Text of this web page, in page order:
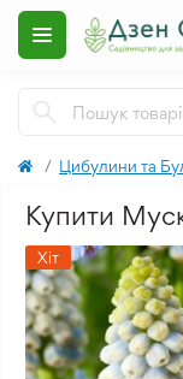
Цибулини та
Купити
Хіт